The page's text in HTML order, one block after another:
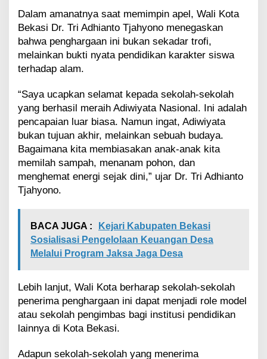
Dalam amanatnya saat memimpin apel, Wali Kota
Bekasi Dr. Tri Adhianto Tjahyono menegaskan
bahwa penghargaan ini bukan sekadar trofi,
melainkan bukti nyata pendidikan karakter siswa
terhadap alam.
“Saya ucapkan selamat kepada sekolah-sekolah
yang berhasil meraih Adiwiyata Nasional. Ini adalah
pencapaian luar biasa. Namun ingat, Adiwiyata
bukan tujuan akhir, melainkan sebuah budaya.
Bagaimana kita membiasakan anak-anak kita
memilah sampah, menanam pohon, dan
menghemat energi sejak dini,” ujar Dr. Tri Adhianto
Tjahyono.
BACA JUGA :
Kejari Kabupaten Bekasi
Sosialisasi Pengelolaan Keuangan Desa
Melalui Program Jaksa Jaga Desa
Lebih lanjut, Wali Kota berharap sekolah-sekolah
penerima penghargaan ini dapat menjadi role model
atau sekolah pengimbas bagi institusi pendidikan
lainnya di Kota Bekasi.
Adapun sekolah-sekolah yang menerima